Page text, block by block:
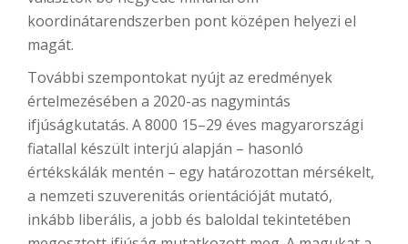
koordinátarendszerben pont középen helyezi el
magát.
További szempontokat nyújt az eredmények
értelmezésében a 2020-as nagymintás
ifjúságkutatás. A 8000 15–29 éves magyarországi
fiatallal készült interjú alapján – hasonló
értékskálák mentén – egy határozottan mérsékelt,
a nemzeti szuverenitás orientációját mutató,
inkább liberális, a jobb és baloldal tekintetében